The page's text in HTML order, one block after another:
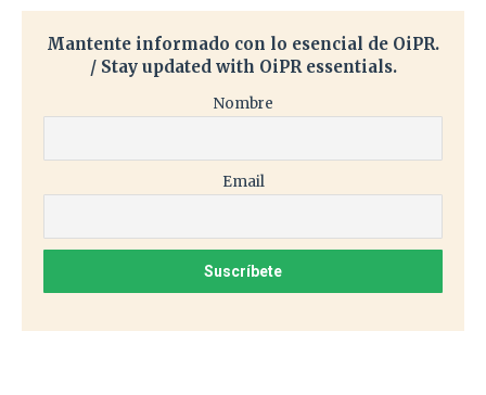
Mantente informado con lo esencial de OiPR.
/ Stay updated with OiPR essentials.
Nombre
Email